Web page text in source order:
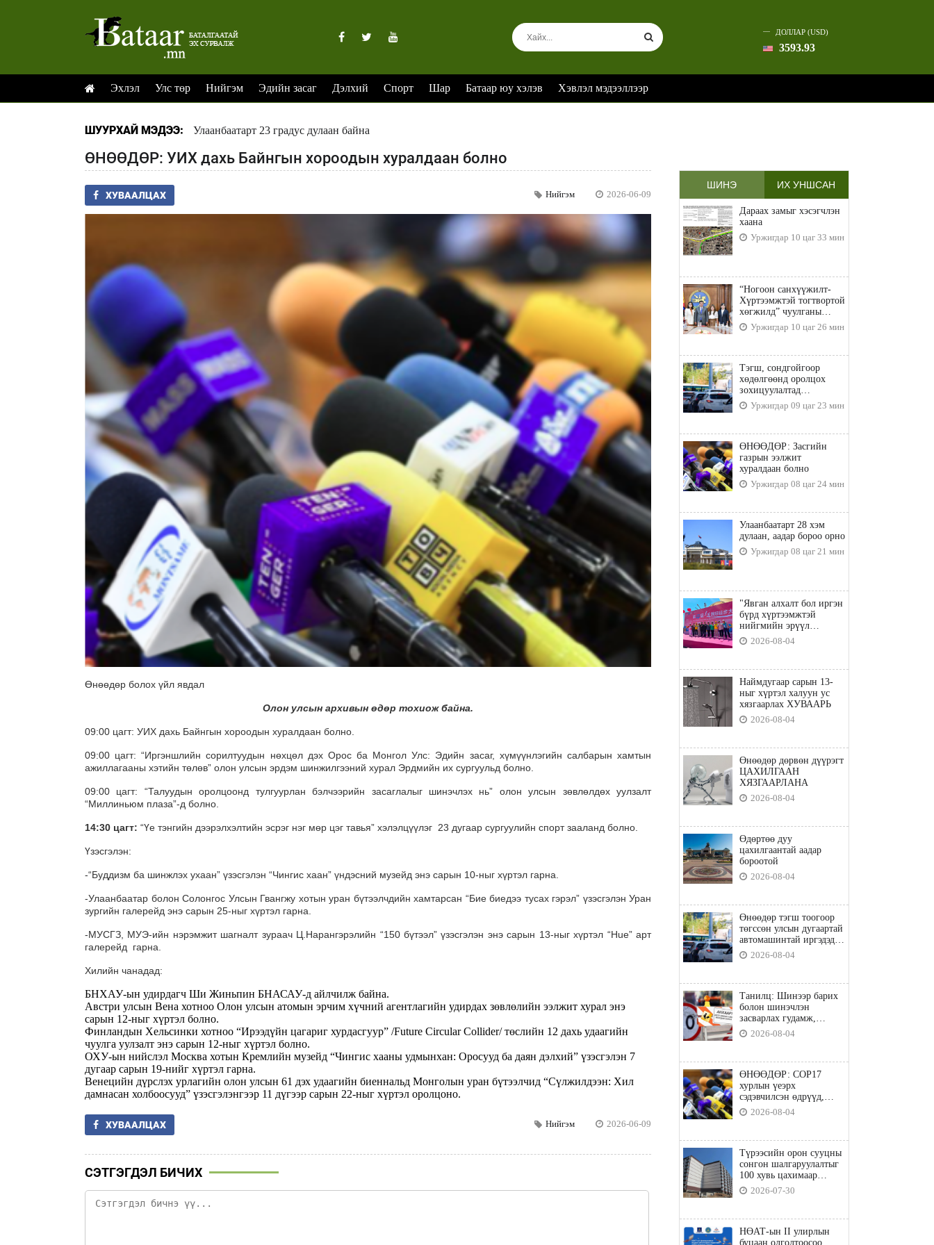
ДОЛЛАР (USD)
3593.93
Эхлэл Улс төр Нийгэм Эдийн засаг Дэлхий Спорт Шар Батаар юу хэлэв Хэвлэл мэдээллээр
ШУУРХАЙ МЭДЭЭ: Улаанбаатарт 23 градус дулаан байна
ӨНӨӨДӨР: УИХ дахь Байнгын хороодын хуралдаан болно
ХУВААЛЦАХ Нийгэм 2026-06-09
Өнөөдөр болох үйл явдал
Олон улсын архивын өдөр тохиож байна.
09:00 цагт: УИХ дахь Байнгын хороодын хуралдаан болно.
09:00 цагт: “Иргэншлийн сорилтуудын нөхцөл дэх Орос ба Монгол Улс: Эдийн засаг, хүмүүнлэгийн салбарын хамтын
ажиллагааны хэтийн төлөв” олон улсын эрдэм шинжилгээний хурал Эрдмийн их сургуульд болно.
09:00 цагт: “Талуудын оролцоонд тулгуурлан бэлчээрийн засаглалыг шинэчлэх нь” олон улсын зөвлөлдөх уулзалт
“Миллиньюм плаза”-д болно.
14:30 цагт: “Үе тэнгийн дээрэлхэлтийн эсрэг нэг мөр цэг тавья” хэлэлцүүлэг 23 дугаар сургуулийн спорт зааланд болно.
Үзэсгэлэн:
-“Буддизм ба шинжлэх ухаан” үзэсгэлэн “Чингис хаан” үндэсний музейд энэ сарын 10-ныг хүртэл гарна.
-Улаанбаатар болон Солонгос Улсын Гвангжу хотын уран бүтээлчдийн хамтарсан “Бие биедээ тусах гэрэл” үзэсгэлэн Уран
зургийн галерейд энэ сарын 25-ныг хүртэл гарна.
-МУСГЗ, МУЭ-ийн нэрэмжит шагналт зураач Ц.Нарангэрэлийн “150 бүтээл” үзэсгэлэн энэ сарын 13-ныг хүртэл “Hue” арт
галерейд гарна.
Хилийн чанадад:
БНХАУ-ын удирдагч Ши Жиньпин БНАСАУ-д айлчилж байна.
Австри улсын Вена хотноо Олон улсын атомын эрчим хүчний агентлагийн удирдах зөвлөлийн ээлжит хурал энэ
сарын 12-ныг хүртэл болно.
Финландын Хельсинки хотноо “Ирээдүйн цагариг хурдасгуур” /Future Circular Collider/ төслийн 12 дахь удаагийн
чуулга уулзалт энэ сарын 12-ныг хүртэл болно.
ОХУ-ын нийслэл Москва хотын Кремлийн музейд “Чингис хааны удмынхан: Оросууд ба даян дэлхий” үзэсгэлэн 7
дугаар сарын 19-нийг хүртэл гарна.
Венецийн дүрслэх урлагийн олон улсын 61 дэх удаагийн биеннальд Монголын уран бүтээлчид “Сүлжилдээн: Хил
дамнасан холбоосууд” үзэсгэлэнгээр 11 дүгээр сарын 22-ныг хүртэл оролцоно.
ХУВААЛЦАХ Нийгэм 2026-06-09
СЭТГЭГДЭЛ БИЧИХ
ШИНЭ ИХ УНШСАН
Дараах замыг хэсэгчлэн
хаана
Уржигдар 10 цаг 33 мин
“Ногоон санхүүжилт-
Хүртээмжтэй тогтвортой
хөгжилд” чуулганы
бэлтгэл ажил, зорилго,
хүрэх үр дүнгийн талаар
Уржигдар 10 цаг 26 мин
Тэгш, сондгойгоор
хөдөлгөөнд оролцох
зохицуулалтад
хамаарахгүй тээврийн
хэрэгслүүд
Уржигдар 09 цаг 23 мин
ӨНӨӨДӨР: Засгийн
газрын ээлжит
хуралдаан болно
Уржигдар 08 цаг 24 мин
Улаанбаатарт 28 хэм
дулаан, аадар бороо орно
Уржигдар 08 цаг 21 мин
"Явган алхалт бол иргэн
бүрд хүртээмжтэй
нийгмийн эрүүл
мэндийн бодлого"
2026-08-04
Наймдугаар сарын 13-
ныг хүртэл халуун ус
хязгаарлах ХУВААРЬ
2026-08-04
Өнөөдөр дөрвөн дүүрэгт
ЦАХИЛГААН
ХЯЗГААРЛАНА
2026-08-04
Өдөртөө дуу
цахилгаантай аадар
бороотой
2026-08-04
Өнөөдөр тэгш тоогоор
төгссөн улсын дугаартай
автомашинтай иргэдэд
шатахуун олгоно
2026-08-04
Танилц: Шинээр барих
болон шинэчлэн
засварлах гудамж,
замууд
2026-08-04
ӨНӨӨДӨР: COP17
хурлын үеэрх
сэдэвчилсэн өдрүүд,
үзвэр үйлчилгээний
талаар мэдээлнэ
2026-08-04
Түрээсийн орон сууцны
сонгон шалгаруулалтыг
100 хувь цахимаар
явуулна
2026-07-30
НӨАТ-ын II улирлын
буцаан олголтоосоо